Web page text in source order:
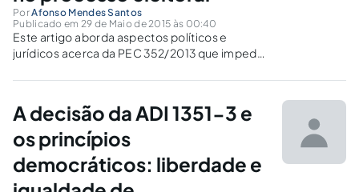
PorAfonso Mendes Santos
Publicado em 29 de Maio de 2015 às 00:40
Este artigo aborda aspectos políticos e
jurídicos acerca da PEC 352/2013 que impede
posterior àqueles em que exerceram seus
Poder Executivo, nos três níveis de Governo.
A decisão da ADI 1351-3 e
os princípios
democráticos: liberdade e